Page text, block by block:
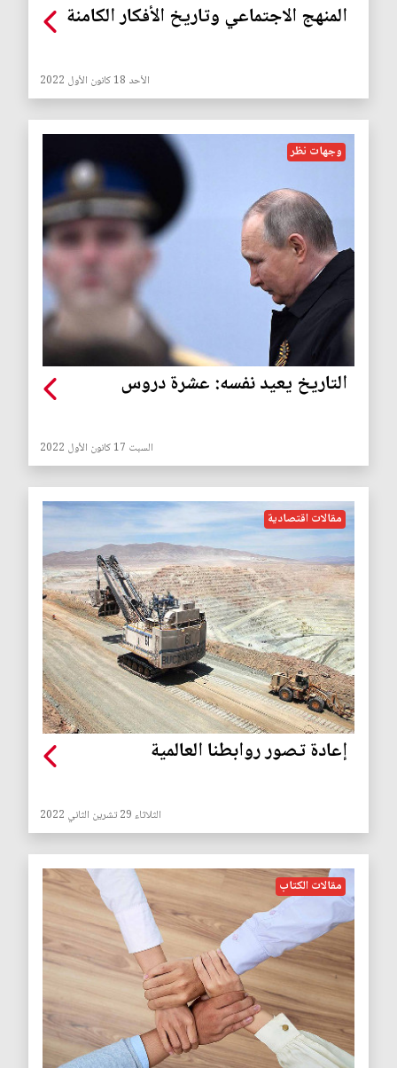
المنهج الاجتماعي وتاريخ الأفكار الكامنة
الأحد 18 كانون الأول 2022
وجهات نظر
التاريخ يعيد نفسه: عشرة دروس
السبت 17 كانون الأول 2022
مقالات اقتصادية
إعادة تصور روابطنا العالمية
الثلاثاء 29 تشرين الثاني 2022
مقالات الكتاب